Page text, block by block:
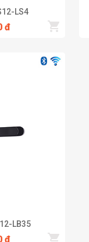
LS4
đ
LB35
đ
và màn hình và
nhà không cần
chí nhiều loại